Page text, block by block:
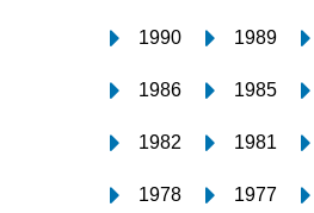
1990 1989
1986 1985
1982 1981
1978 1977